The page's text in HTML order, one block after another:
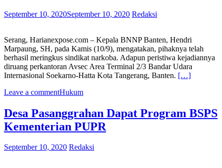
September 10, 2020September 10, 2020 Redaksi
Serang, Harianexpose.com – Kepala BNNP Banten, Hendri
Marpaung, SH, pada Kamis (10/9), mengatakan, pihaknya telah
berhasil meringkus sindikat narkoba. Adapun peristiwa kejadiannya
diruang perkantoran Avsec Area Terminal 2/3 Bandar Udara
Internasional Soekarno-Hatta Kota Tangerang, Banten. […]
Leave a commentHukum
Desa Pasanggrahan Dapat Program BSPS
Kementerian PUPR
September 10, 2020 Redaksi